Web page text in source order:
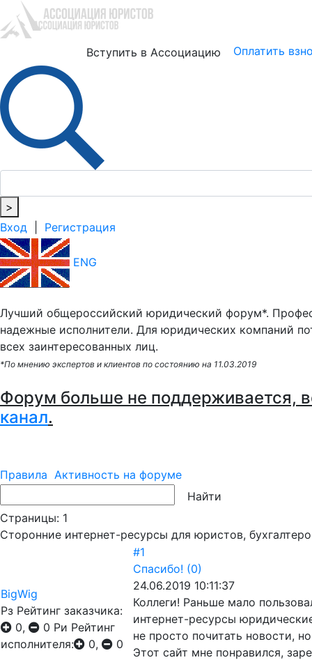
Вступить в Ассоциацию Оплатить
>
Вход
Регистрация
ENG
Лучший общероссийский юридический форум*.
надежные исполнители. Для юридических компаний
всех заинтересованных лиц.
*По мнению экспертов и клиентов по состоянию на 11.03.2019
Форум больше не поддерживается,
канал.
Правила Активность на форуме
Страницы: 1
Сторонние интернет-ресурсы для юристов,
BigWig
Рз Рейтинг заказчика:
0,
0 Ри Рейтинг
исполнителя:
0, 0
#1
Спасибо! (0)
24.06.2019 10:11:37
Коллеги! Раньше мало
интернет-ресурсы
не просто почитать новости,
Этот сайт мне понравился,